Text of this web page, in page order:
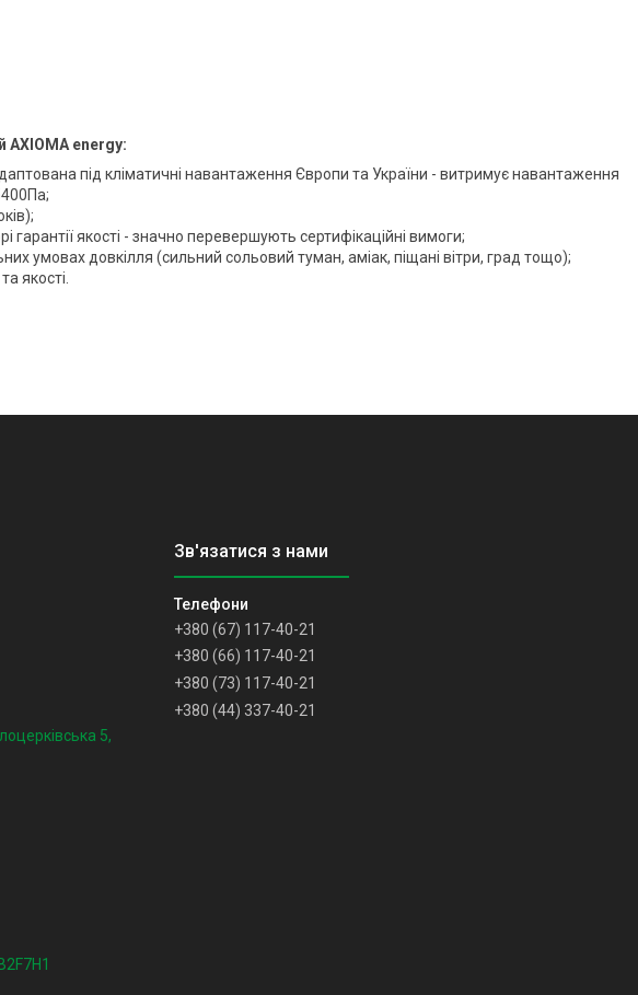
AXIOMA energy:
під кліматичні навантаження Європи та України - витримує навантаження
гарантії якості - значно перевершують сертифікаційні вимоги;
умовах довкілля (сильний сольовий туман, аміак, піщані вітри, град тощо);
якості.
5,
+380 (67) 117-40-21
+380 (66) 117-40-21
+380 (73) 117-40-21
+380 (44) 337-40-21